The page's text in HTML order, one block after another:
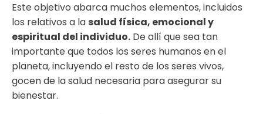
Este objetivo abarca muchos elementos, incluidos
los relativos a la salud física, emocional y
espiritual del individuo. De allí que sea tan
importante que todos los seres humanos en el
planeta, incluyendo el resto de los seres vivos,
gocen de la salud necesaria para asegurar su
bienestar.